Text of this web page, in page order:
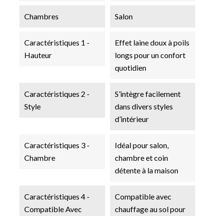
Chambres Salon
Caractéristiques 1 -
Hauteur
Effet laine doux à poils
longs pour un confort
quotidien
Caractéristiques 2 -
Style
S’intègre facilement
dans divers styles
d’intérieur
Caractéristiques 3 -
Chambre
Idéal pour salon,
chambre et coin
détente à la maison
Caractéristiques 4 -
Compatible Avec
Compatible avec
chauffage au sol pour